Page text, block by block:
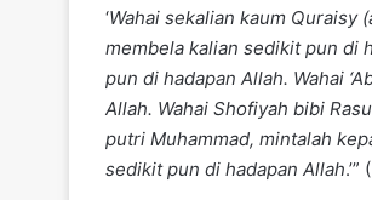
‘Wahai sekalian kaum Quraisy
membela kalian sedikit pun di
pun di hadapan Allah. Wahai
Allah. Wahai Shofiyah bibi
putri Muhammad, mintalah
sedikit pun di hadapan Allah